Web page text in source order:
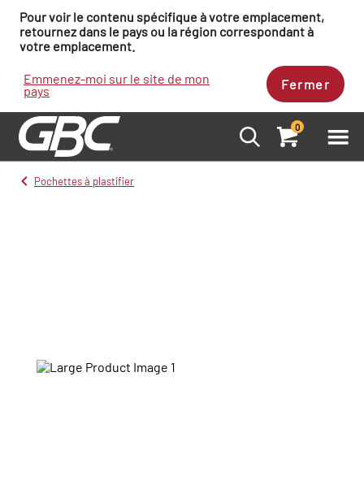
Pour voir le contenu spécifique à votre emplacement,
retournez dans le pays ou la région correspondant à
votre emplacement.
Emmenez-moi sur le site de mon
pays Fermer
0
Pochettes à plastifier